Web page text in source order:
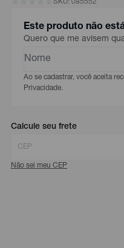
SKU: 085552
Este produto não
Quero que me avisem
Ao se cadastrar, você aceita
Privacidade.
Calcule seu frete
Não sei meu CEP